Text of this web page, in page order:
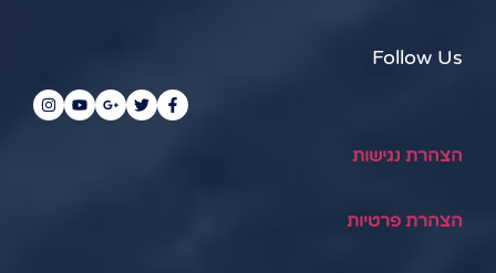
Follow Us
הצהרת נגישות
הצהרת פרטיות